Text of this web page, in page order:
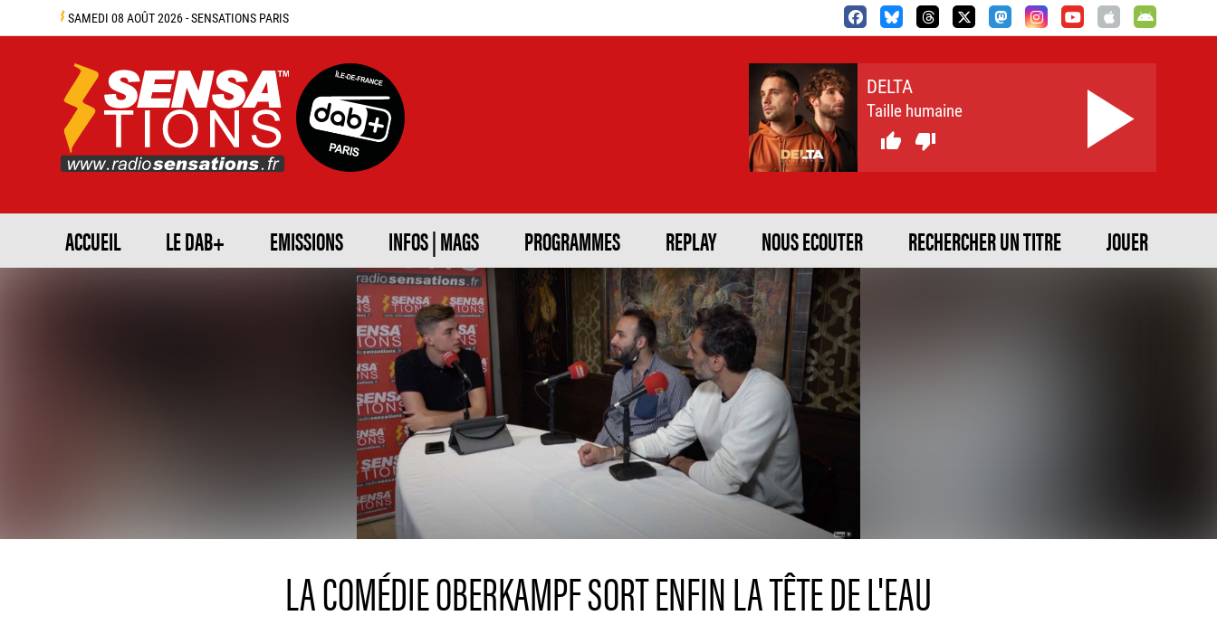
SAMEDI 08 AOÛT 2026 - SENSATIONS PARIS
DELTA
Taille humaine
 
ACCUEIL LE DAB+ EMISSIONS INFOS | MAGS PROGRAMMES REPLAY NOUS ECOUTER RECHERCHER UN TITRE JOUER
LA COMÉDIE OBERKAMPF SORT ENFIN LA TÊTE DE L'EAU